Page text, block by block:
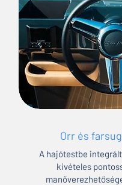
Orr és
A hajótestbe
kivételes